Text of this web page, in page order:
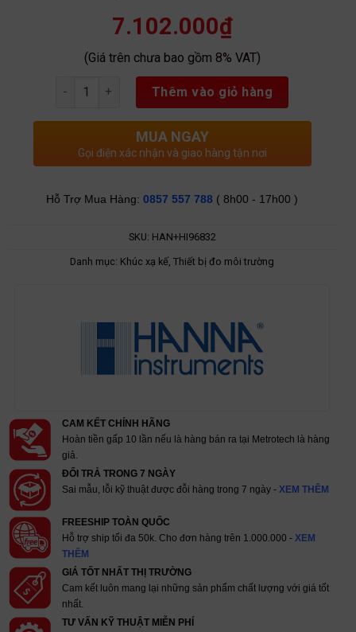
7.102.000₫
(Giá trên chưa bao gồm 8% VAT)
Số lượng Thêm vào giỏ hàng
MUA NGAY
Gọi điện xác nhận và giao hàng tận nơi
Hỗ Trợ Mua Hàng: 0857 557 788 ( 8h00 - 17h00 )
SKU: HAN+HI96832
Danh mục: Khúc xạ kế, Thiết bị đo môi trường
CAM KẾT CHÍNH HÃNG
Hoàn tiền gấp 10 lần nếu là hàng bán ra tại Metrotech là hàng
giả.
ĐỔI TRẢ TRONG 7 NGÀY
Sai mẫu, lỗi kỹ thuật được đỗi hàng trong 7 ngày - XEM THÊM
FREESHIP TOÀN QUỐC
Hỗ trợ ship tối đa 50k. Cho đơn hàng trên 1.000.000 - XEM
THÊM
GIÁ TỐT NHẤT THỊ TRƯỜNG
Cam kết luôn mang lại những sản phẩm chất lượng với giá tốt
nhất.
TƯ VẤN KỸ THUẬT MIỄN PHÍ